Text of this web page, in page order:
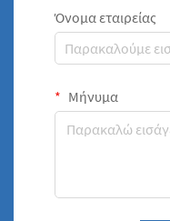
Όνομα εταιρείας
Μήνυμα